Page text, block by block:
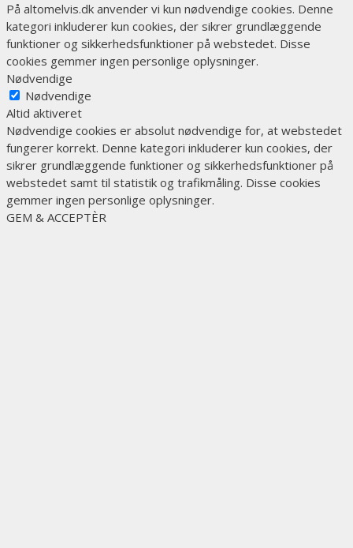
På altomelvis.dk anvender vi kun nødvendige cookies. Denne
kategori inkluderer kun cookies, der sikrer grundlæggende
funktioner og sikkerhedsfunktioner på webstedet. Disse
cookies gemmer ingen personlige oplysninger.
Nødvendige
Nødvendige
Altid aktiveret
Nødvendige cookies er absolut nødvendige for, at webstedet
fungerer korrekt. Denne kategori inkluderer kun cookies, der
sikrer grundlæggende funktioner og sikkerhedsfunktioner på
webstedet samt til statistik og trafikmåling. Disse cookies
gemmer ingen personlige oplysninger.
GEM & ACCEPTÈR